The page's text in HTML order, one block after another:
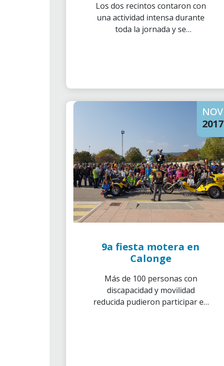
Cosmocaixa
Los dos recintos contaron con
una actividad intensa durante
toda la jornada y se
NOV
2017
9a fiesta motera en
Calonge
Más de 100 personas con
discapacidad y movilidad
reducida pudieron participar en